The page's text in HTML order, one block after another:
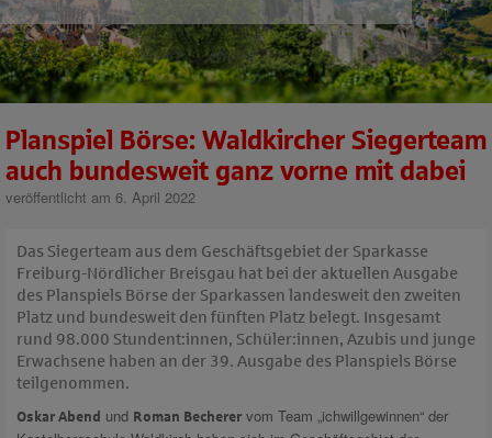
Planspiel Börse: Waldkircher Siegerteam
auch bundesweit ganz vorne mit dabei
veröffentlicht am 6. April 2022
Das Siegerteam aus dem Geschäftsgebiet der Sparkasse
Freiburg-Nördlicher Breisgau hat bei der aktuellen Ausgabe
des Planspiels Börse der Sparkassen landesweit den zweiten
Platz und bundesweit den fünften Platz belegt. Insgesamt
rund 98.000 Stundent:innen, Schüler:innen, Azubis und junge
Erwachsene haben an der 39. Ausgabe des Planspiels Börse
teilgenommen.
Oskar Abend und Roman Becherer vom Team „ichwillgewinnen“ der